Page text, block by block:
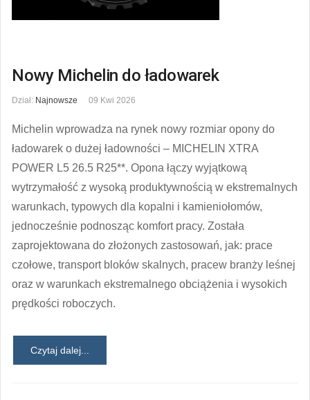
Nowy Michelin do ładowarek
Dział: Najnowsze 09 Kwi 2026
Michelin wprowadza na rynek nowy rozmiar opony do
ładowarek o dużej ładowności – MICHELIN XTRA
POWER L5 26.5 R25**. Opona łączy wyjątkową
wytrzymałość z wysoką produktywnością w ekstremalnych
warunkach, typowych dla kopalni i kamieniołomów,
jednocześnie podnosząc komfort pracy. Została
zaprojektowana do złożonych zastosowań, jak: prace
czołowe, transport bloków skalnych, pracew branży leśnej
oraz w warunkach ekstremalnego obciążenia i wysokich
prędkości roboczych.
Czytaj dalej...